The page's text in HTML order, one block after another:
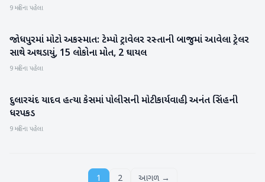
9 મહિના પહેલા
રાષ્ટ્રીય
જોધપુરમાં મોટો અકસ્માત: ટેમ્પો ટ્રાવેલર રસ્તાની બાજુમાં આવેલા ટ્રેલર
સાથે અથડાયું, 15 લોકોના મોત, 2 ઘાયલ
9 મહિના પહેલા
રાષ્ટ્રીય
દુલારચંદ યાદવ હત્યા કેસમાં પોલીસની મોટી કાર્યવાહી, અનંત સિંહની
ધરપકડ
9 મહિના પહેલા
1 2 આગળ →